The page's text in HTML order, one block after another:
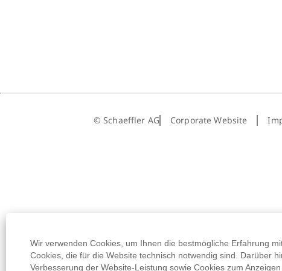
Wir verwenden Cookies, um Ihnen die bestmögliche Erfahrung
Cookies, die für die Website technisch notwendig sind. Darüber
Verbesserung der Website-Leistung sowie Cookies zum